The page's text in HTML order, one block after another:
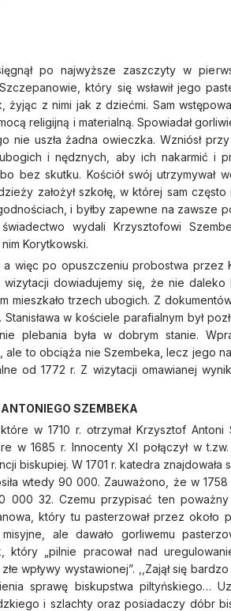
po najwyższe zaszczyty w
który się wsławił jego
żyjąc z nimi jak z dziećmi. Sam
religijną i materialną. Spowiadał
nie uszła żadna owieczka. Wzniósł
i nędznych, aby ich nakarmić i
bez skutku. Kościół swój utrzymywał
założył szkołę, w której sam często
i byłby zapewne na zawsze
wydali Krzysztofowi
Korytkowski.
a więc po opuszczeniu probostwa przez
dowiadujemy się, że nie daleko
mieszkało trzech ubogich. Z
w kościele parafialnym był
plebania była w dobrym stanie.
ale to obciąża nie Szembeka, lecz jego
od 1772 r. Z wizytacji omawianej
SZEMBEKA
w 1710 r. otrzymał Krzysztof Antoni
w 1685 r. Innocenty XI połączył w
biskupiej. W 1701 r. katedra
wtedy 90 000. Zauważono, że w
000 32. Czemu przypisać ten
który tu pasterzował przez około
ale dawało gorliwemu
który „pilnie pracował nad
wpływy wystawionej”. ,,Zajął się
sprawę biskupstwa piltyńskiego…
i szlachty oraz posiadaczy dóbr